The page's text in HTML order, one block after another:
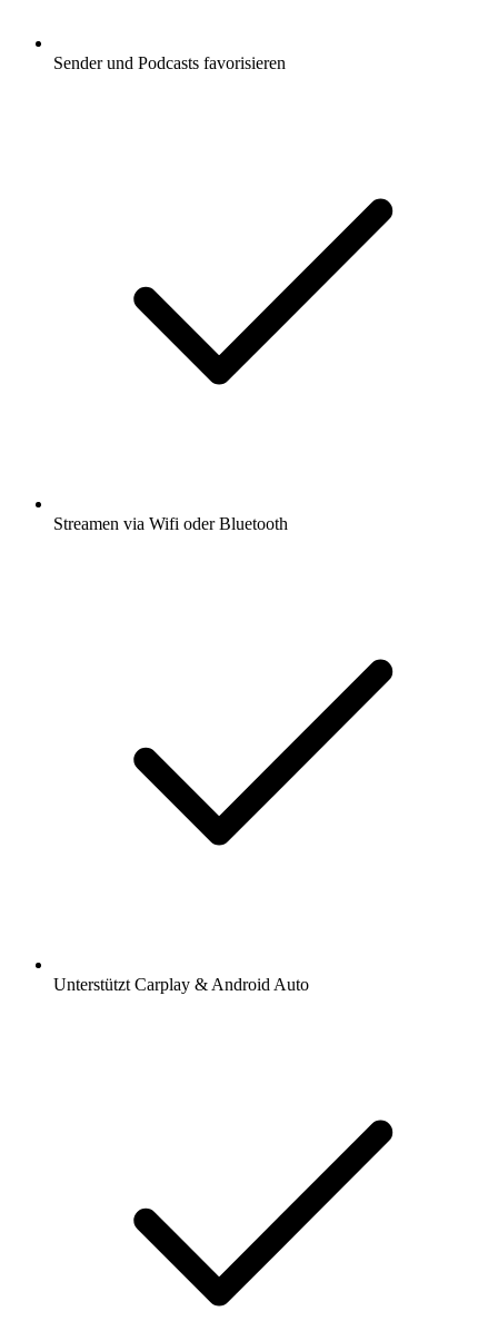
Sender und Podcasts favorisieren
Streamen via Wifi oder Bluetooth
Unterstützt Carplay & Android Auto